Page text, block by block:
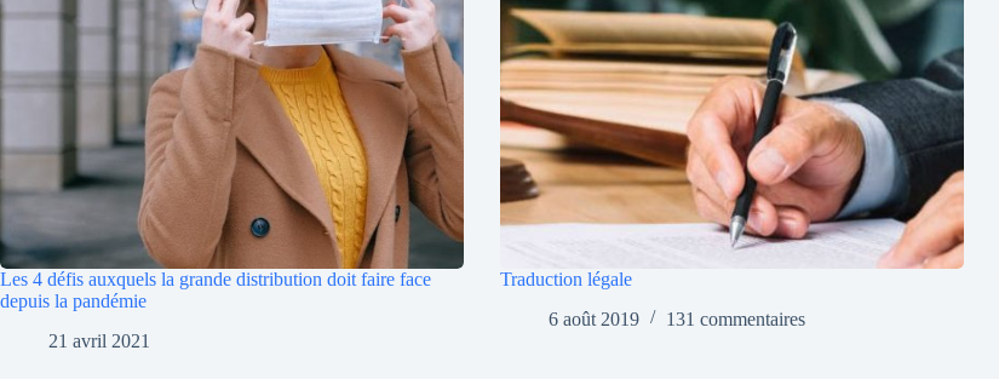
Les 4 défis auxquels la grande distribution doit faire face
depuis la pandémie
21 avril 2021
Traduction légale
6 août 2019
131 commentaires